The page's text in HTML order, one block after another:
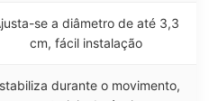
se a diâmetro de até 3,3
cm, fácil instalação
durante o movimento,